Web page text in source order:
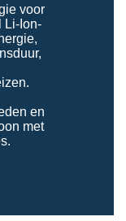
voor
Li-Ion-
en
met